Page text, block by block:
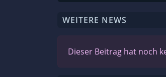
WEITERE NEWS
Dieser Beitrag hat noch